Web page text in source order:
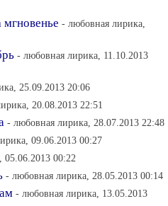
- любовная лирика,
- любовная лирика, 11.10.2013
25.09.2013 20:06
20.08.2013 22:51
- любовная лирика, 28.07.2013 22:48
09.06.2013 00:27
05.06.2013 00:22
- любовная лирика, 28.05.2013 00:14
- любовная лирика, 13.05.2013